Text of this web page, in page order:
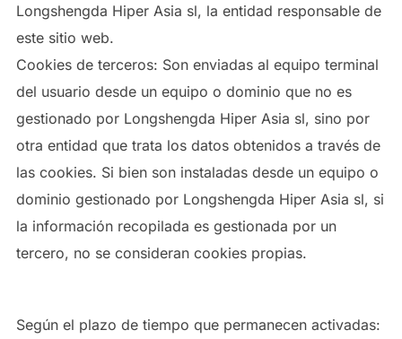
Longshengda Hiper Asia sl, la entidad responsable de
este sitio web.
Cookies de terceros: Son enviadas al equipo terminal
del usuario desde un equipo o dominio que no es
gestionado por Longshengda Hiper Asia sl, sino por
otra entidad que trata los datos obtenidos a través de
las cookies. Si bien son instaladas desde un equipo o
dominio gestionado por Longshengda Hiper Asia sl, si
la información recopilada es gestionada por un
tercero, no se consideran cookies propias.
Según el plazo de tiempo que permanecen activadas: